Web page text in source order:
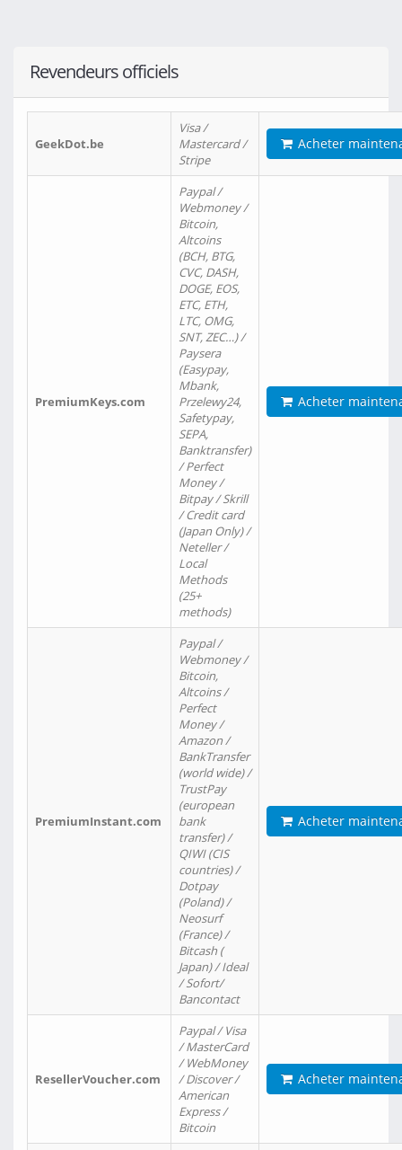
Revendeurs officiels
GeekDot.be
Visa /
Mastercard /
Stripe
Acheter
PremiumKeys.com
Paypal /
Webmoney /
Bitcoin,
Altcoins
(BCH, BTG,
CVC, DASH,
DOGE, EOS,
ETC, ETH,
LTC, OMG,
SNT, ZEC…) /
Paysera
(Easypay,
Mbank,
Przelewy24,
Safetypay,
SEPA,
Banktransfer)
/ Perfect
Money /
Bitpay / Skrill
/ Credit card
(Japan Only) /
Neteller /
Local
Methods
(25+
methods)
Acheter
PremiumInstant.com
Paypal /
Webmoney /
Bitcoin,
Altcoins /
Perfect
Money /
Amazon /
BankTransfer
(world wide) /
TrustPay
(european
bank
transfer) /
QIWI (CIS
countries) /
Dotpay
(Poland) /
Neosurf
(France) /
Bitcash (
Japan) / Ideal
/ Sofort/
Bancontact
Acheter
ResellerVoucher.com
Paypal / Visa
/ MasterCard
/ WebMoney
/ Discover /
American
Express /
Bitcoin
Acheter